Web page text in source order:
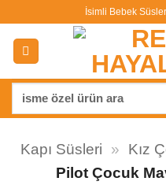
İsimli Bebek
Kapı Süsleri » Kız
Pilot Çocuk